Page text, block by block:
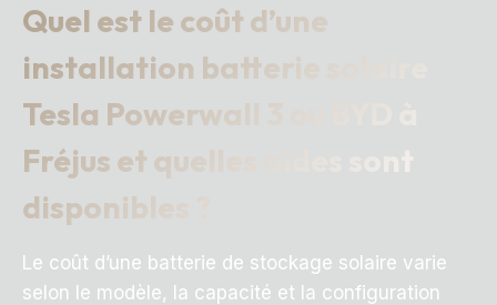
Quel est le coût d’une
installation batterie solaire
Tesla Powerwall 3 ou BYD à
Fréjus et quelles aides sont
disponibles ?
Le coût d’une batterie de stockage solaire varie
selon le modèle, la capacité et la configuration